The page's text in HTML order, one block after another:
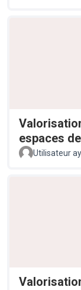
espaces
Utilisateur